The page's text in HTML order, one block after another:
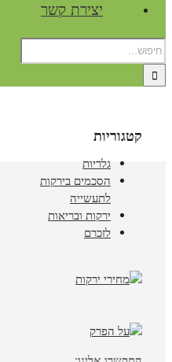
יצירת קשר
קטגוריות
גלריות
הסכמים בירקות
לתעשייה
ירקות ובריאות
לזכרם